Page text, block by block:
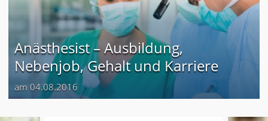
Anästhesist – Ausbildung,
Nebenjob, Gehalt und Karriere
am 04.08.2016